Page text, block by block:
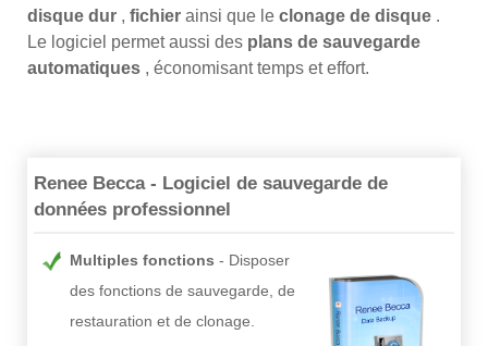
disque dur , fichier ainsi que le clonage de disque .
Le logiciel permet aussi des plans de sauvegarde
automatiques , économisant temps et effort.
Renee Becca - Logiciel de sauvegarde de
données professionnel
Multiples fonctions
Disposer
des fonctions de sauvegarde, de
restauration et de clonage.